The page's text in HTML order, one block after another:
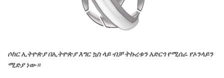
ሶከር ኢትዮጵያ በኢትዮጵያ እግር ኳስ ላይ ብቻ ትኩረቱን አድርጎ የሚሰራ የኦንላይን
ሚድያ ነው።